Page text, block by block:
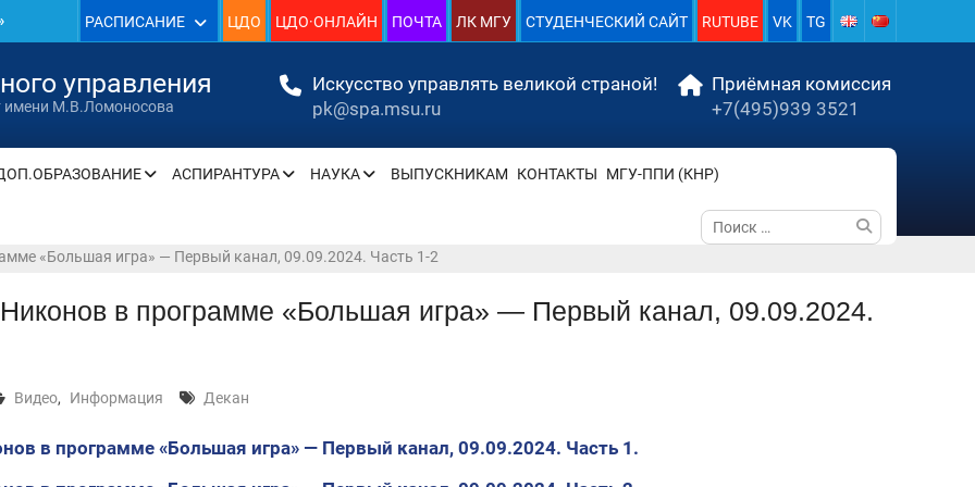
—
—
РАСПИСАНИЕ ЦДО ЦДО·ОНЛАЙН ПОЧТА ЛК МГУ СТУДЕНЧЕСКИЙ САЙТ RUTUBE VK TG
управления
имени М.В.Ломоносова
Искусство управлять великой страной!
pk@spa.msu.ru
Приёмная комиссия
+7(495)939 3521
АСПИРАНТУРА НАУКА ВЫПУСКНИКАМ КОНТАКТЫ МГУ-ППИ (КНР)
Поиск
по:
«Большая игра» — Первый канал, 09.09.2024. Часть 1-2
в программе «Большая игра» — Первый канал, 09.09.2024.
Видео, Информация Декан
в программе «Большая игра» — Первый канал, 09.09.2024. Часть 1.